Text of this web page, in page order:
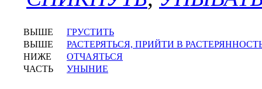
ВЫШЕ
ГРУСТИТЬ
ВЫШЕ
РАСТЕРЯТЬСЯ, ПРИЙТИ В
НИЖЕ
ОТЧАЯТЬСЯ
ЧАСТЬ
УНЫНИЕ